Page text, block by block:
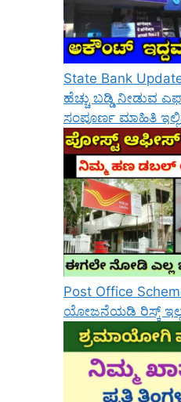
State Bank
ಹೆಚ್ಚು ಬಡ್ಡಿ ನೀಡುವ
ಸಂಪೂರ್ಣ ಮಾಹಿತಿ
Post Office
ಯೋಜನೆಯಡಿ ರಿಸ್ಕ್‌